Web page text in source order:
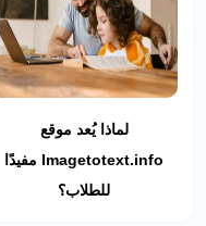
لماذا يُعد موقع
Imagetotext.info مفيدًا
للطلاب؟